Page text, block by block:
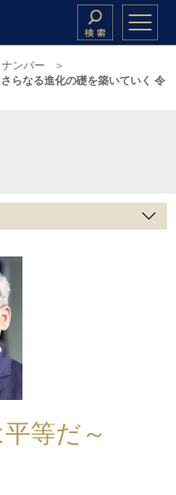
ンバー
らなる進化の礎を築いていく 令
等だ～